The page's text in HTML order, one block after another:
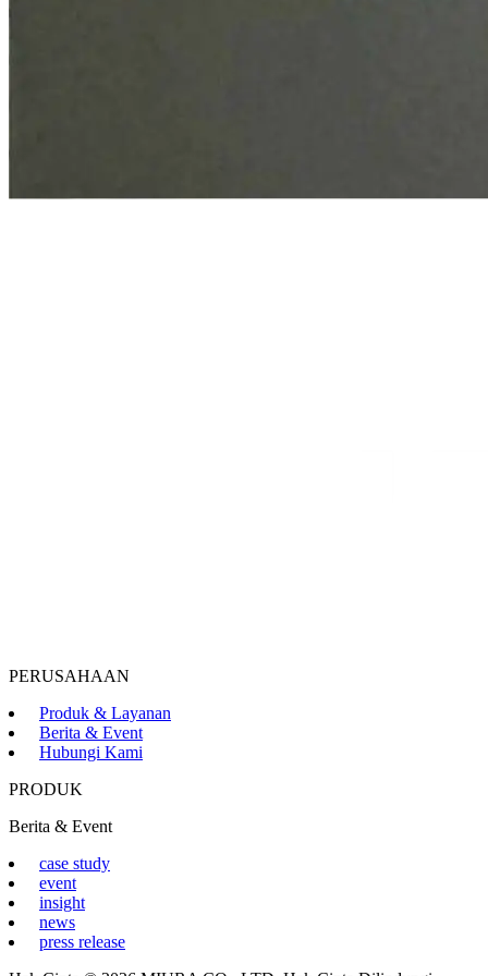
PERUSAHAAN
Produk & Layanan
Berita & Event
Hubungi Kami
PRODUK
Berita & Event
case study
event
insight
news
press release